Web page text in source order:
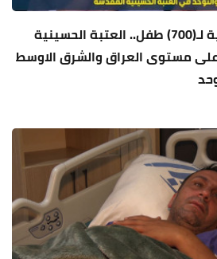
بعد تقديم خدمات نوعية لـ(700) طفل.. العتبة الحسينية
مستوى العراق والشرق الاوسط